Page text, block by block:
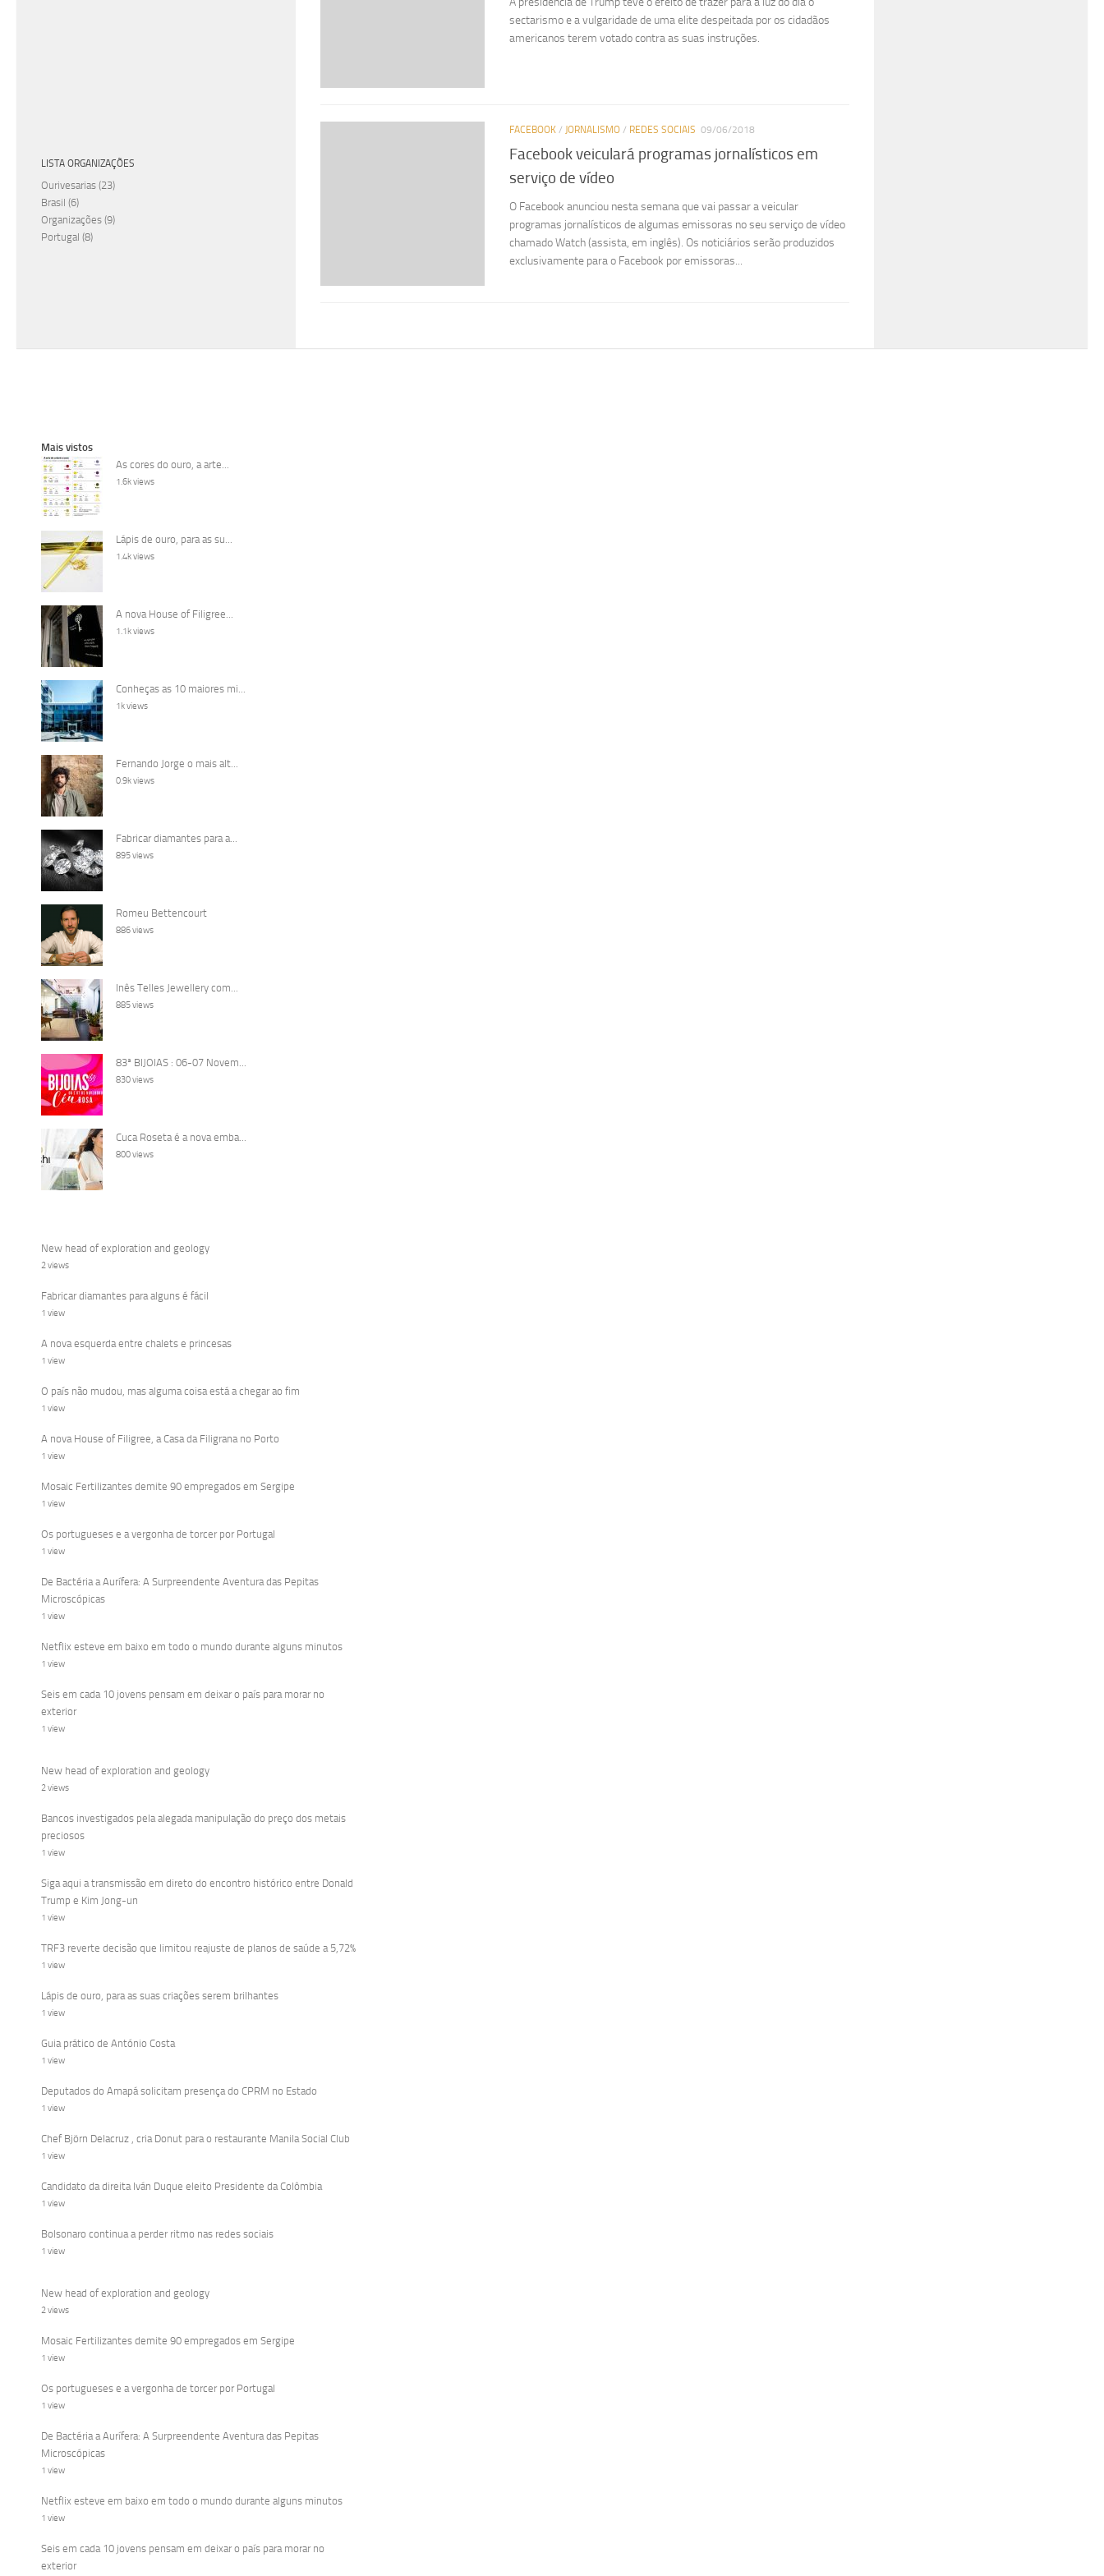
sectarismo e a vulgaridade de uma elite despeitada por os cidadãos
americanos terem votado contra as suas instruções.
FACEBOOK / JORNALISMO / REDES SOCIAIS 09/06/2018
Facebook veiculará programas jornalísticos em
serviço de vídeo
O Facebook anunciou nesta semana que vai passar a veicular
programas jornalísticos de algumas emissoras no seu serviço de vídeo
chamado Watch (assista, em inglês). Os noticiários serão produzidos
exclusivamente para o Facebook por emissoras...
LISTA ORGANIZAÇÕES
Ourivesarias (23)
Brasil (6)
Organizações (9)
Portugal (8)
Mais vistos
As cores do ouro, a arte...
1.6k views
Lápis de ouro, para as su...
1.4k views
A nova House of Filigree...
1.1k views
Conheças as 10 maiores mi...
1k views
Fernando Jorge o mais alt...
0.9k views
Fabricar diamantes para a...
895 views
Romeu Bettencourt
886 views
Inês Telles Jewellery com...
885 views
83ª BIJOIAS : 06-07 Novem...
830 views
Cuca Roseta é a nova emba...
800 views
New head of exploration and geology
2 views
Fabricar diamantes para alguns é fácil
1 view
A nova esquerda entre chalets e princesas
1 view
O país não mudou, mas alguma coisa está a chegar ao fim
1 view
A nova House of Filigree, a Casa da Filigrana no Porto
1 view
Mosaic Fertilizantes demite 90 empregados em Sergipe
1 view
Os portugueses e a vergonha de torcer por Portugal
1 view
De Bactéria a Aurífera: A Surpreendente Aventura das Pepitas
Microscópicas
1 view
Netflix esteve em baixo em todo o mundo durante alguns minutos
1 view
Seis em cada 10 jovens pensam em deixar o país para morar no
exterior
1 view
New head of exploration and geology
2 views
Bancos investigados pela alegada manipulação do preço dos metais
preciosos
1 view
Siga aqui a transmissão em direto do encontro histórico entre Donald
Trump e Kim Jong-un
1 view
TRF3 reverte decisão que limitou reajuste de planos de saúde a 5,72%
1 view
Lápis de ouro, para as suas criações serem brilhantes
1 view
Guia prático de António Costa
1 view
Deputados do Amapá solicitam presença do CPRM no Estado
1 view
Chef Björn Delacruz , cria Donut para o restaurante Manila Social Club
1 view
Candidato da direita Iván Duque eleito Presidente da Colômbia
1 view
Bolsonaro continua a perder ritmo nas redes sociais
1 view
New head of exploration and geology
2 views
Mosaic Fertilizantes demite 90 empregados em Sergipe
1 view
Os portugueses e a vergonha de torcer por Portugal
1 view
De Bactéria a Aurífera: A Surpreendente Aventura das Pepitas
Microscópicas
1 view
Netflix esteve em baixo em todo o mundo durante alguns minutos
1 view
Seis em cada 10 jovens pensam em deixar o país para morar no
exterior